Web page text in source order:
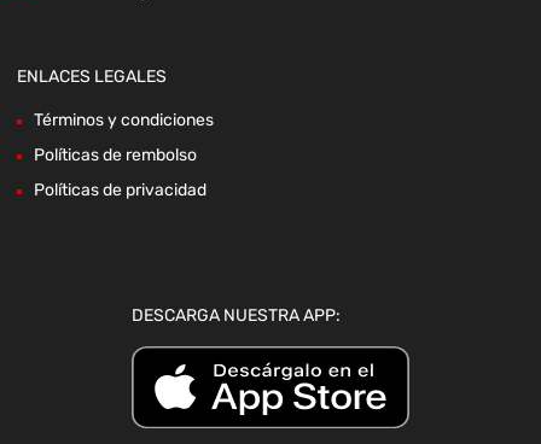
ENLACES LEGALES
Términos y condiciones
Políticas de rembolso
Políticas de privacidad
DESCARGA NUESTRA APP: